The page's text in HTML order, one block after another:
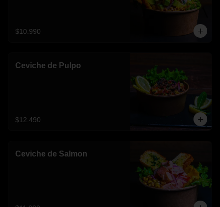
$10.990
Ceviche de Pulpo
$12.490
Ceviche de Salmon